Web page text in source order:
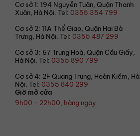
Cơ sở 1: 194 Nguyễn Tuân, Quận Thanh
Xuân, Hà Nội. Tel: 0355 354 799
Cơ sở 2: 11A Thể Giao, Quận Hai Bà
Trưng, Hà Nội. Tel: 0355 487 299
Cơ sở 3: 67 Trung Hoà, Quận Cầu Giấy,
Hà Nội. Tel: 0355 890 799
Cơ sở 4: 2F Quang Trung, Hoàn Kiếm, Hà
Nội. Tel: 0355 840 299
Giờ mở cửa
9h00 - 22h00, hàng ngày